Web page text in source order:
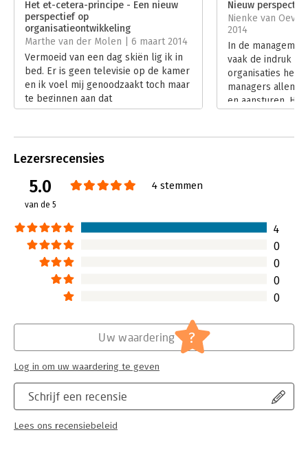
symmetrische, polycentrische, polyvalente en polyvocale
processen, waarbij het gaat om macht, sociale netwerken,
complexiteit, eilanden en eilandhoppen, veranderende
verhalen, (stille) revoluties, zelforganisatie,
onvoorspelbaarheid en onbeheersbaarheid. Centraal hierbij
staat de paradox: hoe kunt u de doelstellingen waar u voor
staat realiseren, terwijl u eigenlijk maar relatief weinig
controle hebt over alles wat er zich in en om de organisatie
Hoofdrubriek: Verandermanagement
Het et-cetera-principe - Een nieuw
perspectief op
organisatieontwikkeling
Marthe van der Molen | 6 maart 2014
Vermoeid van een dag skiën lig ik in
bed. Er is geen televisie op de kamer
en ik voel mij genoodzaakt toch maar
te beginnen aan dat
managementboek over
wilde recenseren. In de waan van de
dag is dat blijven liggen. Het einde
gelijktijdig geruststellend en
frustrerend...
Lees verder
Nieuw perspectief
Nienke van
2014
In de
vaak de indruk
organisaties het
managers
en aansturen.
Lees verder
Lezersrecensies
5.0
van de 5
4 stemmen
4
0
0
0
0
Schrijf een recensie
Lees ons recensiebeleid
Uw waardering ?
Log in om uw waardering te geven